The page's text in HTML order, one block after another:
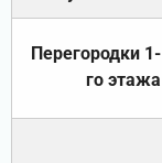
Перегородки 1-
го этажа